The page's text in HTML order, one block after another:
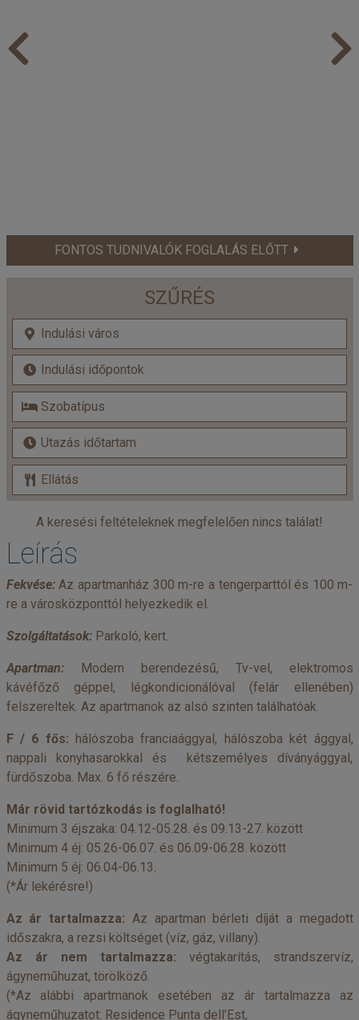
FONTOS TUDNIVALÓK FOGLALÁS ELŐTT
SZŰRÉS
A keresési feltételeknek megfelelően nincs találat!
Leírás
Fekvése:Az apartmanház 300 m-re a tengerparttól és 100 m-
re a városközponttól helyezkedik el.
Szolgáltatások:Parkoló, kert.
Apartman:Modern berendezésű, Tv-vel, elektromos
kávéfőző géppel, légkondicionálóval (felár ellenében)
felszereltek. Az apartmanok az alsó szinten találhatóak.
F / 6 fős: hálószoba franciaággyal, hálószoba két ággyal,
nappali konyhasarokkal és kétszemélyes díványággyal,
fürdőszoba. Max. 6 fő részére.
Már rövid tartózkodás is foglalható!
Minimum 3 éjszaka: 04.12-05.28. és 09.13-27. között
Minimum 4 éj: 05.26-06.07. és 06.09-06.28. között
Minimum 5 éj: 06.04-06.13.
(*Ár lekérésre!)
Az ár tartalmazza: Az apartman bérleti díját a megadott
időszakra, a rezsi költséget (víz, gáz, villany).
Az ár nem tartalmazza: végtakarítás, strandszervíz,
ágyneműhuzat, törölköző.
(*Az alábbi apartmanok esetében az ár tartalmazza az
ágyneműhuzatot: Residence Punta dell’Est,